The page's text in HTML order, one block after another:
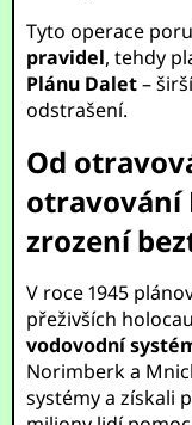
Tyto operace
pravidel, tehdy
Plánu Dalet–
odstrašení.
Od
otravování
zrození
V roce 1945
přeživších
vodovodní
Norimberk a
systémy a získali